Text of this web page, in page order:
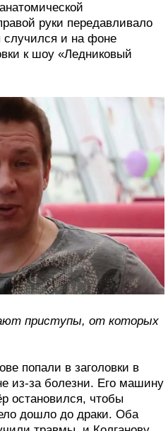
руки передавливало
и на фоне
к шоу «Ледниковый
приступы, от которых
попали в заголовки в
из-за болезни. Его машину
остановился, чтобы
дошло до драки. Оба